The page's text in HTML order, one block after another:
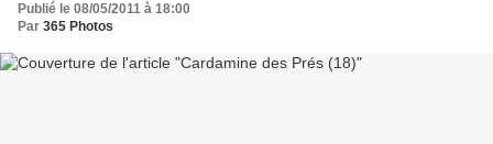
Publié le 08/05/2011 à 18:00
Par 365 Photos